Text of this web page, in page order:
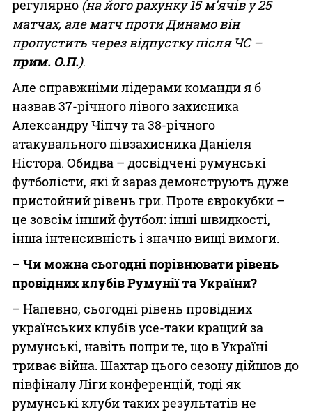
регулярно (на його рахунку 15 м’ячів у 25
матчах, але матч проти Динамо він
пропустить через відпустку після ЧС –
прим. О.П.).
Але справжніми лідерами команди я б
назвав 37-річного лівого захисника
Александру Чіпчу та 38-річного
атакувального півзахисника Даніеля
Ністора. Обидва – досвідчені румунські
футболісти, які й зараз демонструють дуже
пристойний рівень гри. Проте єврокубки –
це зовсім інший футбол: інші швидкості,
інша інтенсивність і значно вищі вимоги.
– Чи можна сьогодні порівнювати рівень
провідних клубів Румунії та України?
– Напевно, сьогодні рівень провідних
українських клубів усе-таки кращий за
румунські, навіть попри те, що в Україні
триває війна. Шахтар цього сезону дійшов до
півфіналу Ліги конференцій, тоді як
румунські клуби таких результатів не